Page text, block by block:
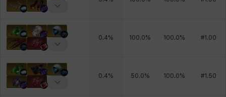
0.4% 100.0% 100.0% #1.00
0.4% 50.0% 100.0% #1.50